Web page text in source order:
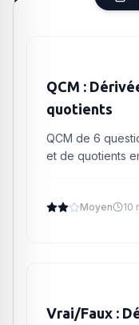
QCM :
quotients
QCM de 6
et de quotients
Moyen 10
Vrai/Faux :